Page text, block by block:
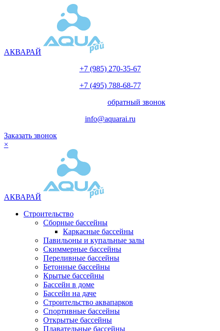
АКВАРАЙ
+7 (985) 270-35-67
+7 (495) 788-68-77
обратный звонок
info@aquarai.ru
Заказать звонок
×
АКВАРАЙ
Строительство
Сборные бассейны
Каркасные бассейны
Павильоны и купальные залы
Скиммерные бассейны
Переливные бассейны
Бетонные бассейны
Крытые бассейны
Бассейн в доме
Бассейн на даче
Строительство аквапарков
Спортивные бассейны
Открытые бассейны
Плавательные бассейны